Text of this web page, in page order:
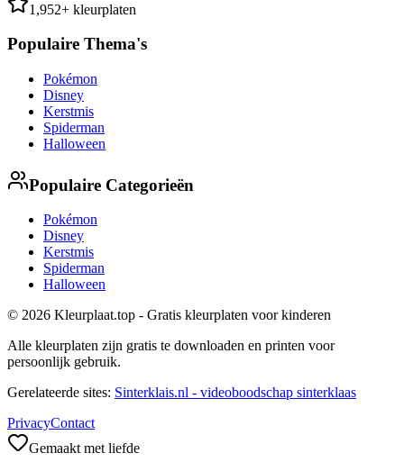
1,952+ kleurplaten
Populaire Thema's
Pokémon
Disney
Kerstmis
Spiderman
Halloween
Populaire Categorieën
Pokémon
Disney
Kerstmis
Spiderman
Halloween
© 2026 Kleurplaat.top - Gratis kleurplaten voor kinderen
Alle kleurplaten zijn gratis te downloaden en printen voor
persoonlijk gebruik.
Gerelateerde sites: Sinterklais.nl - videoboodschap sinterklaas
PrivacyContact
Gemaakt met liefde